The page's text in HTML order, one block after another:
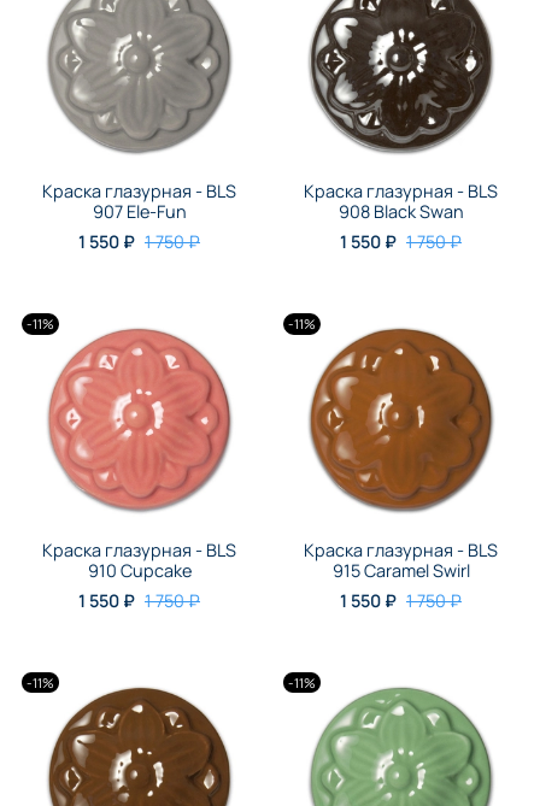
Краска глазурная - BLS
907 Ele-Fun
1 550 ₽ 1 750 ₽
Краска глазурная - BLS
908 Black Swan
1 550 ₽ 1 750 ₽
-11%
Краска глазурная - BLS
910 Cupcake
1 550 ₽ 1 750 ₽
-11%
Краска глазурная - BLS
915 Caramel Swirl
1 550 ₽ 1 750 ₽
-11% -11%